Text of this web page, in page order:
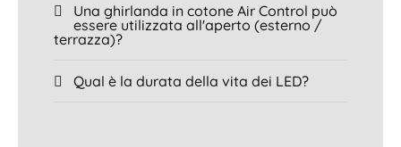
Una ghirlanda in cotone Air Control può
essere utilizzata all'aperto (esterno /
terrazza)?
Qual è la durata della vita dei LED?